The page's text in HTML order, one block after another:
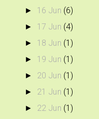
► 16 Jun (6)
► 17 Jun (4)
► 18 Jun (1)
► 19 Jun (1)
► 20 Jun (1)
► 21 Jun (1)
► 22 Jun (1)